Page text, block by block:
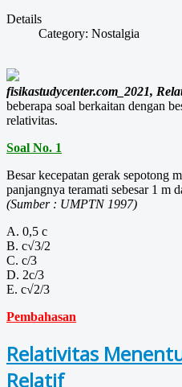
Details
Category: Nostalgia
fisikastudycenter.com_2021,
beberapa soal berkaitan dengan
relativitas.
Soal No. 1
Besar kecepatan gerak sepotong
panjangnya teramati sebesar 1 m
(Sumber : UMPTN 1997)
A. 0,5 c
B. c√3/2
C. c/3
D. 2c/3
E. c√2/3
Pembahasan
Relativitas
Relatif